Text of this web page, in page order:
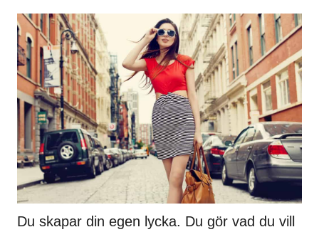
Du skapar din egen lycka. Du gör vad du vill